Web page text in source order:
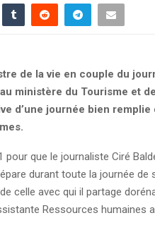
de la vie en couple du
ministère du Tourisme et
d’une journée bien remplie
que le journaliste Ciré
durant toute la journée de
celle avec qui il partage
Ressources humaines